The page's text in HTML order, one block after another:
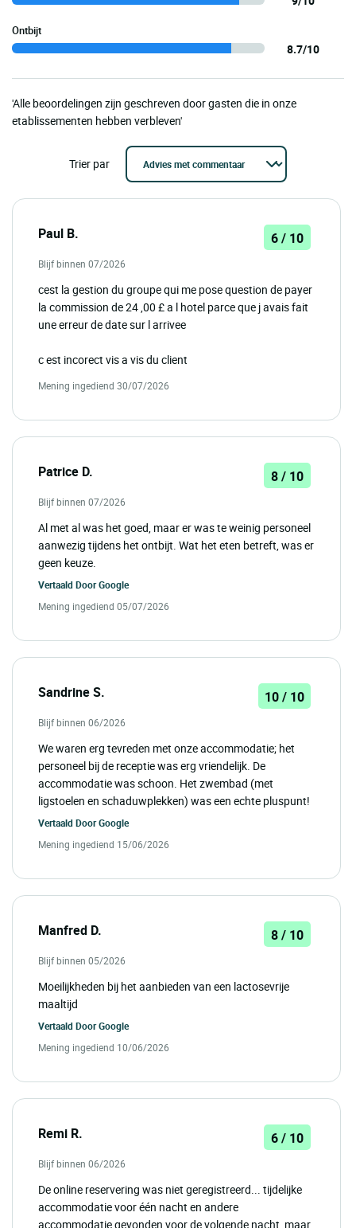
Ontbijt
8.7/10
'Alle beoordelingen zijn geschreven door gasten die in onze
etablissementen hebben verbleven'
Trier par
Paul B. 6 / 10
Blijf binnen 07/2026
cest la gestion du groupe qui me pose question de payer
la commission de 24 ,00 £ a l hotel parce que j avais fait
une erreur de date sur l arrivee
c est incorect vis a vis du client
Mening ingediend 30/07/2026
Patrice D. 8 / 10
Blijf binnen 07/2026
Al met al was het goed, maar er was te weinig personeel
aanwezig tijdens het ontbijt. Wat het eten betreft, was er
geen keuze.
Vertaald DoorGoogle
Mening ingediend 05/07/2026
Sandrine S. 10 / 10
Blijf binnen 06/2026
We waren erg tevreden met onze accommodatie; het
personeel bij de receptie was erg vriendelijk. De
accommodatie was schoon. Het zwembad (met
ligstoelen en schaduwplekken) was een echte pluspunt!
Vertaald DoorGoogle
Mening ingediend 15/06/2026
Manfred D. 8 / 10
Blijf binnen 05/2026
Moeilijkheden bij het aanbieden van een lactosevrije
maaltijd
Vertaald DoorGoogle
Mening ingediend 10/06/2026
Remi R. 6 / 10
Blijf binnen 06/2026
De online reservering was niet geregistreerd... tijdelijke
accommodatie voor één nacht en andere
accommodatie gevonden voor de volgende nacht, maar